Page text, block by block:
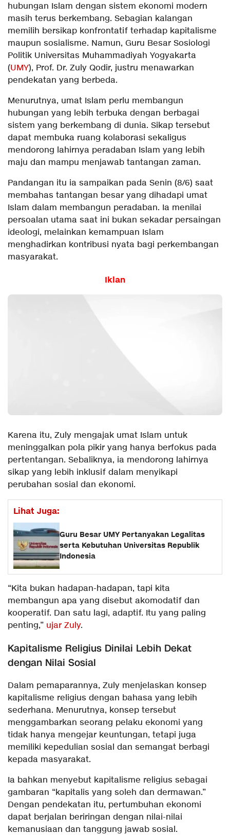
hubungan Islam dengan sistem ekonomi modern
masih terus berkembang. Sebagian kalangan
memilih bersikap konfrontatif terhadap kapitalisme
maupun sosialisme. Namun, Guru Besar Sosiologi
Politik Universitas Muhammadiyah Yogyakarta
(UMY), Prof. Dr. Zuly Qodir, justru menawarkan
pendekatan yang berbeda.
Menurutnya, umat Islam perlu membangun
hubungan yang lebih terbuka dengan berbagai
sistem yang berkembang di dunia. Sikap tersebut
dapat membuka ruang kolaborasi sekaligus
mendorong lahirnya peradaban Islam yang lebih
maju dan mampu menjawab tantangan zaman.
Pandangan itu ia sampaikan pada Senin (8/6) saat
membahas tantangan besar yang dihadapi umat
Islam dalam membangun peradaban. Ia menilai
persoalan utama saat ini bukan sekadar persaingan
ideologi, melainkan kemampuan Islam
menghadirkan kontribusi nyata bagi perkembangan
masyarakat.
Iklan
Karena itu, Zuly mengajak umat Islam untuk
meninggalkan pola pikir yang hanya berfokus pada
pertentangan. Sebaliknya, ia mendorong lahirnya
sikap yang lebih inklusif dalam menyikapi
perubahan sosial dan ekonomi.
Lihat Juga:
Guru Besar UMY Pertanyakan Legalitas
serta Kebutuhan Universitas Republik
Indonesia
“Kita bukan hadapan-hadapan, tapi kita
membangun apa yang disebut akomodatif dan
kooperatif. Dan satu lagi, adaptif. Itu yang paling
penting,” ujar Zuly.
Kapitalisme Religius Dinilai Lebih Dekat
dengan Nilai Sosial
Dalam pemaparannya, Zuly menjelaskan konsep
kapitalisme religius dengan bahasa yang lebih
sederhana. Menurutnya, konsep tersebut
menggambarkan seorang pelaku ekonomi yang
tidak hanya mengejar keuntungan, tetapi juga
memiliki kepedulian sosial dan semangat berbagi
kepada masyarakat.
Ia bahkan menyebut kapitalisme religius sebagai
gambaran “kapitalis yang soleh dan dermawan.”
Dengan pendekatan itu, pertumbuhan ekonomi
dapat berjalan beriringan dengan nilai-nilai
kemanusiaan dan tanggung jawab sosial.